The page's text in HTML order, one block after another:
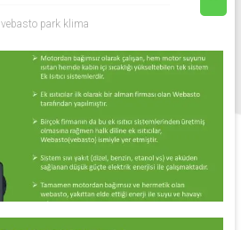
vebasto park klima